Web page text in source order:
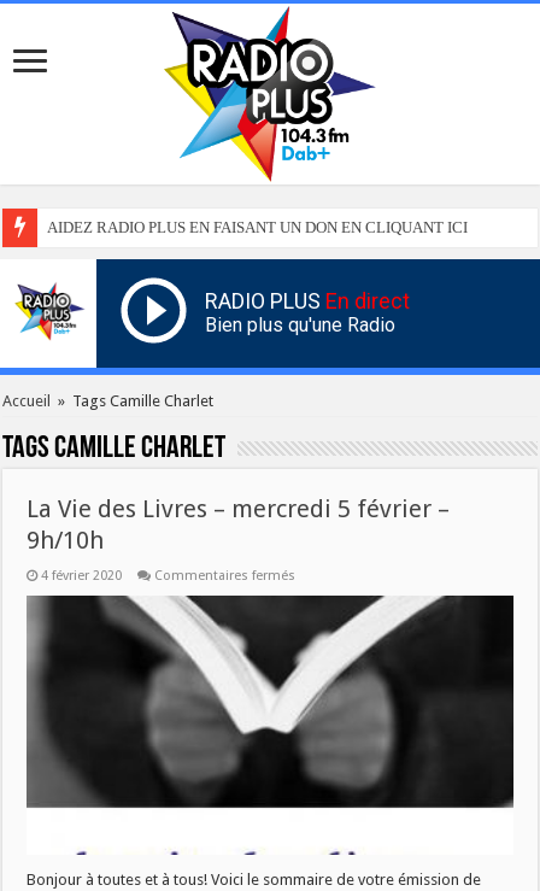
AIDEZ RADIO PLUS EN FAISANT UN DON EN CLIQUANT ICI
RADIO PLUS En direct
Bien plus qu'une Radio
Accueil » Tags Camille Charlet
TagsCamille Charlet
La Vie des Livres – mercredi 5 février –
9h/10h
4 février 2020 Commentaires fermés
Livres
–
mercredi
février
–
9h/10h
Bonjour à toutes et à tous! Voici le sommaire de votre émission de